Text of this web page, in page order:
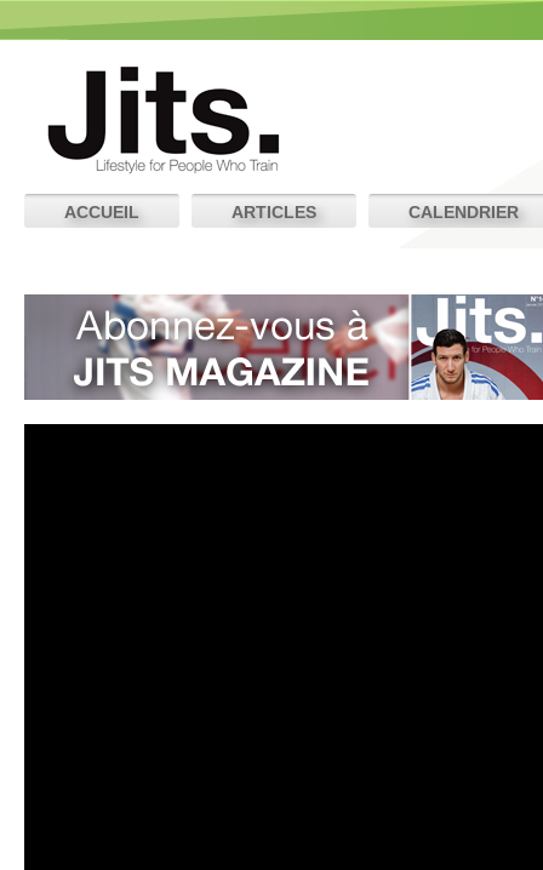
ACCUEIL ARTICLES CALENDRIER